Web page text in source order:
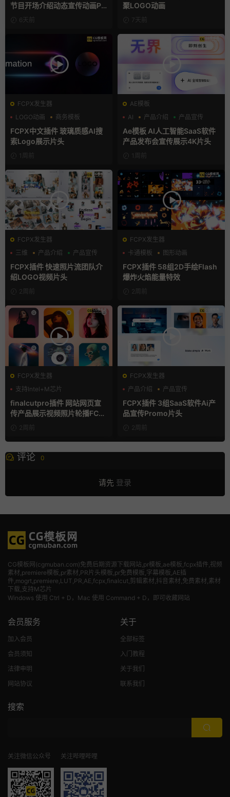
节目开场介绍动态宣传动画PR
模版6天前
聚LOGO动画
7天前
FCPX发生器
LOGO动画
商务模板
支持Intel+M芯片
FCPX中文插件 玻璃质感AI搜
索Logo展示片头
1周前
AE模板
AI
产品介绍 产品宣传
Ae模板 AI人工智能SaaS软件
产品发布会宣传展示4K片头
1周前
FCPX发生器
三维
产品介绍 产品宣传
FCPX插件 快速照片流团队介
绍LOGO视频片头
2周前
FCPX发生器
卡通模板
图形动画
手绘风
FCPX插件 58组2D手绘Flash
爆炸火焰能量特效
2周前
FCPX发生器
支持Intel+M芯片
finalcutpro插件 网站网页宣
传产品展示视频照片轮播FCP
X插件2周前
FCPX发生器
产品介绍
产品宣传
产品展示
FCPX插件 3组SaaS软件Ai产
品宣传Promo片头
2周前
评论 0
请先 登录
CG模板网(cgmuban.com)免费后期资源下载网站,pr模板,ae模板,fcpx插件,视频
素材 ,premiere模板,pr素材,PR片头模板,pr免费模板,字幕模板,AE插
件,mogrt,premiere,LUT,PR,AE,fcpx,finalcut,剪辑素材,抖音素材,免费素材,素材
下载,支持M芯片
Windows 使用 Ctrl + D，Mac 使用 Command + D，即可收藏网站
会员服务
加入会员
会员须知
法律申明
网站协议
关于
全部标签
入门教程
关于我们
联系我们
搜索
关注微信公众号 关注哔哩哔哩